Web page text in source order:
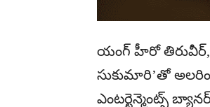
యంగ్ హీరో తిరువీర్,
సుకుమారి’తో
ఎంటర్టైన్మెంట్స్